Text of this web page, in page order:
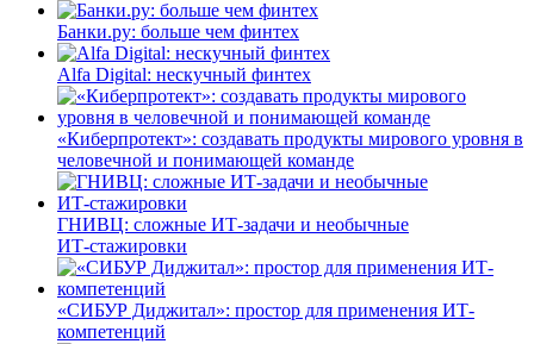
Банки.ру: больше чем финтех
Alfa Digital: нескучный финтех
«Киберпротект»: создавать продукты мирового уровня в
человечной и понимающей команде
ГНИВЦ: сложные ИТ‑задачи и необычные
ИТ‑стажировки
«СИБУР Диджитал»: простор для применения ИТ-
компетенций